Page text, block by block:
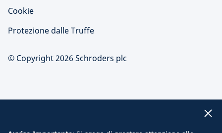
Cookie
Protezione dalle Truffe
© Copyright 2026 Schroders plc